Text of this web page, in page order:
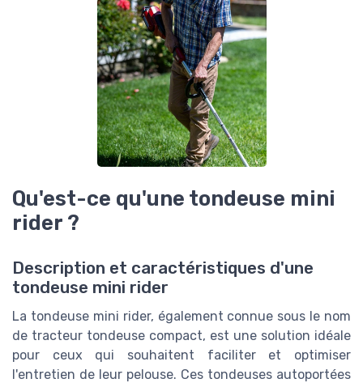
Qu'est-ce qu'une tondeuse mini
rider ?
Description et caractéristiques d'une
tondeuse mini rider
La tondeuse mini rider, également connue sous le nom
de tracteur tondeuse compact, est une solution idéale
pour ceux qui souhaitent faciliter et optimiser
l'entretien de leur pelouse. Ces tondeuses autoportées